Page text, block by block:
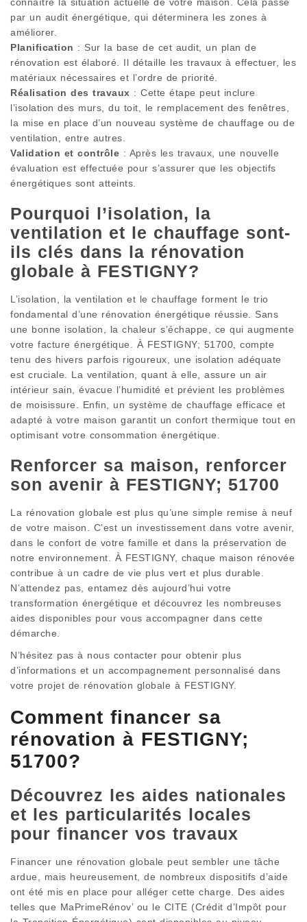
par un audit énergétique, qui déterminera les zones à
améliorer.
Planification : Sur la base de cet audit, un plan de
rénovation est élaboré. Il détaille les travaux à effectuer, les
matériaux nécessaires et l’ordre de priorité.
Réalisation des travaux : Cette étape peut inclure
l’isolation des murs, du toit, le remplacement des fenêtres,
la mise en place d’un nouveau système de chauffage ou de
ventilation, entre autres.
Validation et contrôle : Après les travaux, une nouvelle
évaluation est effectuée pour s’assurer que les objectifs
énergétiques sont atteints.
Pourquoi l’isolation, la
ventilation et le chauffage sont-
ils clés dans la rénovation
globale à FESTIGNY?
L’isolation, la ventilation et le chauffage forment le trio
fondamental d’une rénovation énergétique réussie. Sans
une bonne isolation, la chaleur s’échappe, ce qui augmente
votre facture énergétique. À FESTIGNY; 51700, compte
tenu des hivers parfois rigoureux, une isolation adéquate
est cruciale. La ventilation, quant à elle, assure un air
intérieur sain, évacue l’humidité et prévient les problèmes
de moisissure. Enfin, un système de chauffage efficace et
adapté à votre maison garantit un confort thermique tout en
optimisant votre consommation énergétique.
Renforcer sa maison, renforcer
son avenir à FESTIGNY; 51700
La rénovation globale est plus qu’une simple remise à neuf
de votre maison. C’est un investissement dans votre avenir,
dans le confort de votre famille et dans la préservation de
notre environnement. À FESTIGNY, chaque maison rénovée
contribue à un cadre de vie plus vert et plus durable.
N’attendez pas, entamez dès aujourd’hui votre
transformation énergétique et découvrez les nombreuses
aides disponibles pour vous accompagner dans cette
démarche.
N’hésitez pas à nous contacter pour obtenir plus
d’informations et un accompagnement personnalisé dans
votre projet de rénovation globale à FESTIGNY.
Comment financer sa
rénovation à FESTIGNY;
51700?
Découvrez les aides nationales
et les particularités locales
pour financer vos travaux
Financer une rénovation globale peut sembler une tâche
ardue, mais heureusement, de nombreux dispositifs d’aide
ont été mis en place pour alléger cette charge. Des aides
telles que MaPrimeRénov’ ou le CITE (Crédit d’Impôt pour